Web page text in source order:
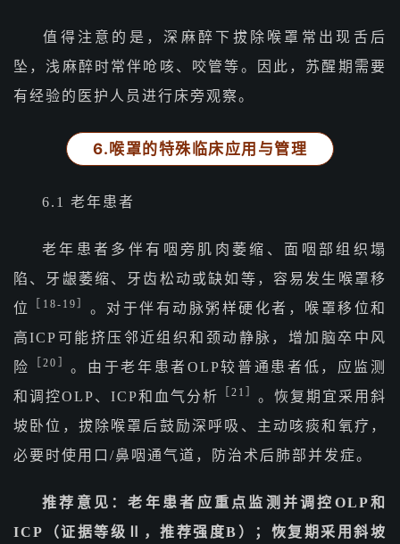
值得注意的是，深麻醉下拔除喉罩常出现舌后
坠，浅麻醉时常伴呛咳、咬管等。因此，苏醒期需要
有经验的医护人员进行床旁观察。
6.喉罩的特殊临床应用与管理
6.1 老年患者
老年患者多伴有咽旁肌肉萎缩、面咽部组织塌
陷、牙龈萎缩、牙齿松动或缺如等，容易发生喉罩移
位
［18-19］ 。对于伴有动脉粥样硬化者，喉罩移位和
高ICP可能挤压邻近组织和颈动静脉，增加脑卒中风
险
［20］ 。由于老年患者OLP较普通患者低，应监测
和调控OLP、ICP和血气分析
［21］ 。恢复期宜采用斜
坡卧位，拔除喉罩后鼓励深呼吸、主动咳痰和氧疗，
必要时使用口/鼻咽通气道，防治术后肺部并发症。
推荐意见：老年患者应重点监测并调控OLP和
ICP（证据等级Ⅱ，推荐强度B）；恢复期采用斜坡